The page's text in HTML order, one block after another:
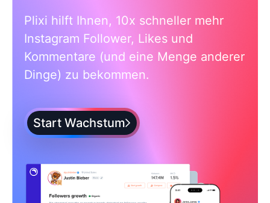
Plixi hilft Ihnen, 10x schneller mehr
Instagram Follower, Likes und
Kommentare (und eine Menge anderer
Dinge) zu bekommen.
Start Wachstum